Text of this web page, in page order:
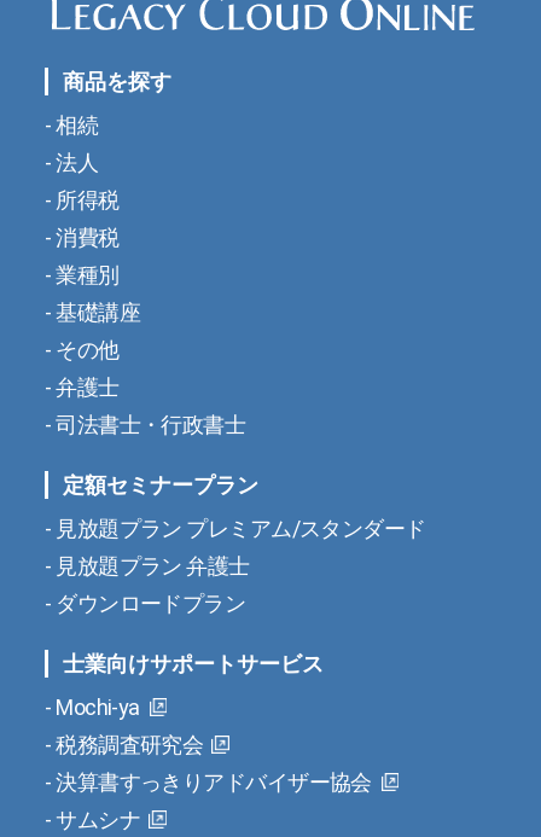
商品を探す
相続
法人
所得税
消費税
業種別
基礎講座
その他
弁護士
司法書士・行政書士
定額セミナープラン
見放題プラン プレミアム/スタンダード
見放題プラン 弁護士
ダウンロードプラン
士業向けサポートサービス
Mochi-ya
税務調査研究会
決算書すっきりアドバイザー協会
サムシナ